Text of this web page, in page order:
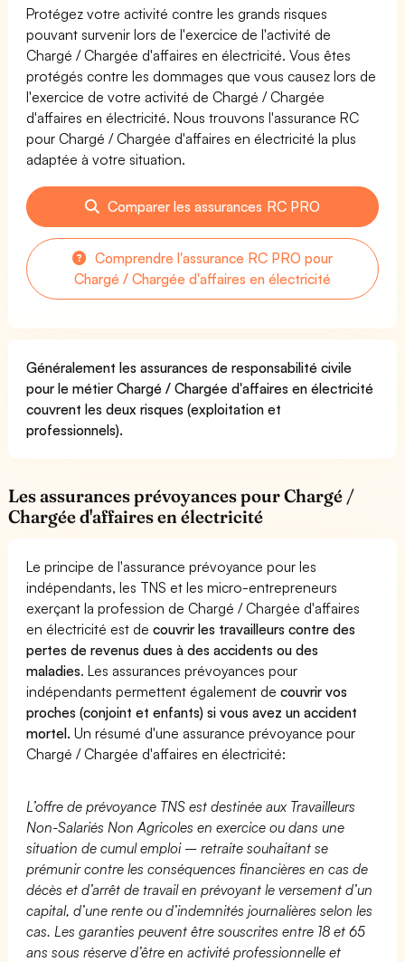
Protégez votre activité contre les grands risques
pouvant survenir lors de l'exercice de l'activité de
Chargé / Chargée d'affaires en électricité. Vous êtes
protégés contre les dommages que vous causez lors de
l'exercice de votre activité de Chargé / Chargée
d'affaires en électricité. Nous trouvons l'assurance RC
pour Chargé / Chargée d'affaires en électricité la plus
adaptée à votre situation.
Comparer les assurances RC PRO
Comprendre l'assurance RC PRO pour
Chargé / Chargée d'affaires en électricité
Généralement les assurances de responsabilité civile
pour le métier Chargé / Chargée d'affaires en électricité
couvrent les deux risques (exploitation et
professionnels).
Les assurances prévoyances pour Chargé /
Chargée d'affaires en électricité
Le principe de l'assurance prévoyance pour les
indépendants, les TNS et les micro-entrepreneurs
exerçant la profession de Chargé / Chargée d'affaires
en électricité est decouvrir les travailleurs contre des
pertes de revenus dues à des accidents ou des
maladies. Les assurances prévoyances pour
indépendants permettent également decouvrir vos
proches (conjoint et enfants) si vous avez un accident
mortel. Un résumé d'une assurance prévoyance pour
Chargé / Chargée d'affaires en électricité:
L’offre de prévoyance TNS est destinée aux Travailleurs
Non-Salariés Non Agricoles en exercice ou dans une
situation de cumul emploi – retraite souhaitant se
prémunir contre les conséquences financières en cas de
décès et d’arrêt de travail en prévoyant le versement d’un
capital, d’une rente ou d’indemnités journalières selon les
cas. Les garanties peuvent être souscrites entre 18 et 65
ans sous réserve d’être en activité professionnelle et